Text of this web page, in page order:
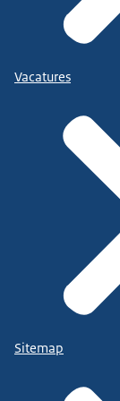
Vacatures
Sitemap